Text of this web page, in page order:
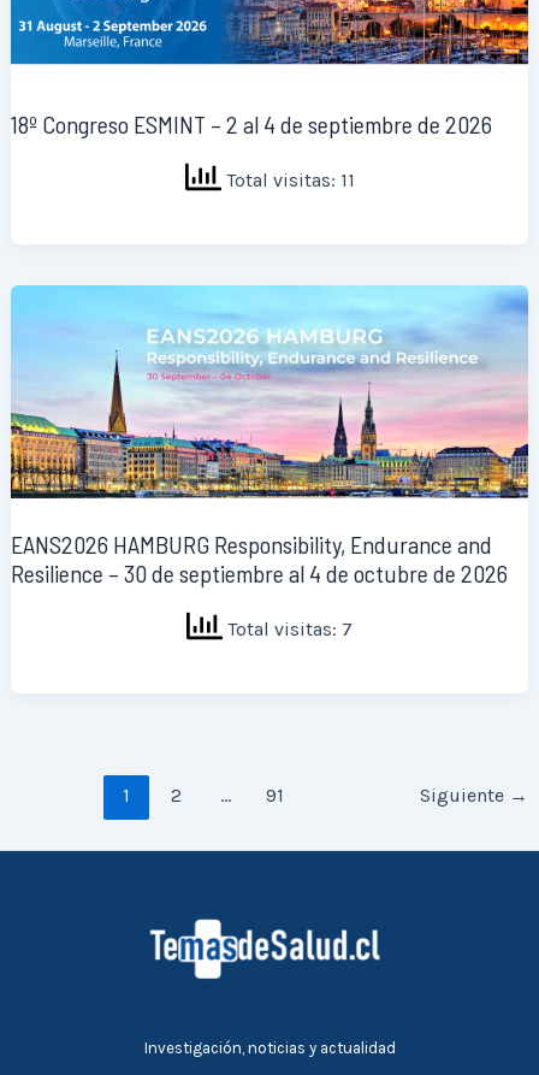
18º Congreso ESMINT – 2 al 4 de septiembre de 2026
Total visitas: 11
EANS2026 HAMBURG Responsibility, Endurance and
Resilience – 30 de septiembre al 4 de octubre de 2026
Total visitas: 7
1 2 … 91 Siguiente →
Investigación, noticias y actualidad